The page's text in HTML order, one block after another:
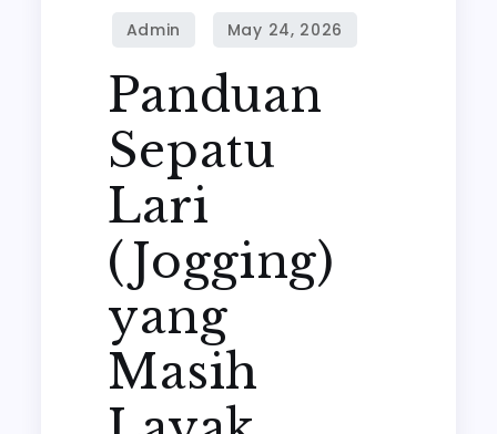
formal
siang
hari
Panduan
Sepatu
Lari
(Jogging)
yang
Masih